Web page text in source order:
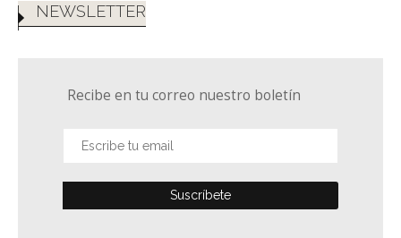
NEWSLETTER
Recibe en tu correo nuestro boletín